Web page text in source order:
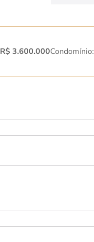
R$ 3.600.000Condomínio: